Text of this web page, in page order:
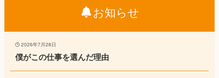
お知らせ
2026年7月28日
僕がこの仕事を選んだ理由